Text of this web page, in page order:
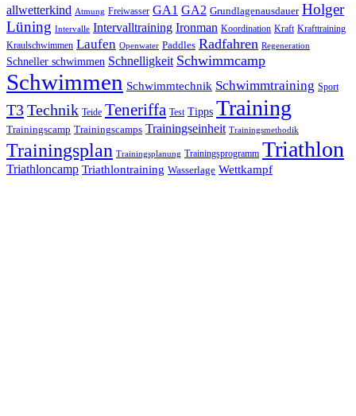
allwetterkind Atmung Freiwasser GA1 GA2 Grundlagenausdauer Holger
Lüning Intervalle Intervalltraining Ironman Koordination Kraft Krafttraining
Kraulschwimmen Laufen Openwater Paddles Radfahren Regeneration
Schneller schwimmen Schnelligkeit Schwimmcamp
Schwimmen Schwimmtechnik Schwimmtraining Sport
T3Technik Teide Teneriffa Test Tipps Training
Trainingscamp Trainingscamps Trainingseinheit Trainingsmethodik
Trainingsplan Trainingsplanung Trainingsprogramm Triathlon
Triathloncamp Triathlontraining Wasserlage Wettkampf